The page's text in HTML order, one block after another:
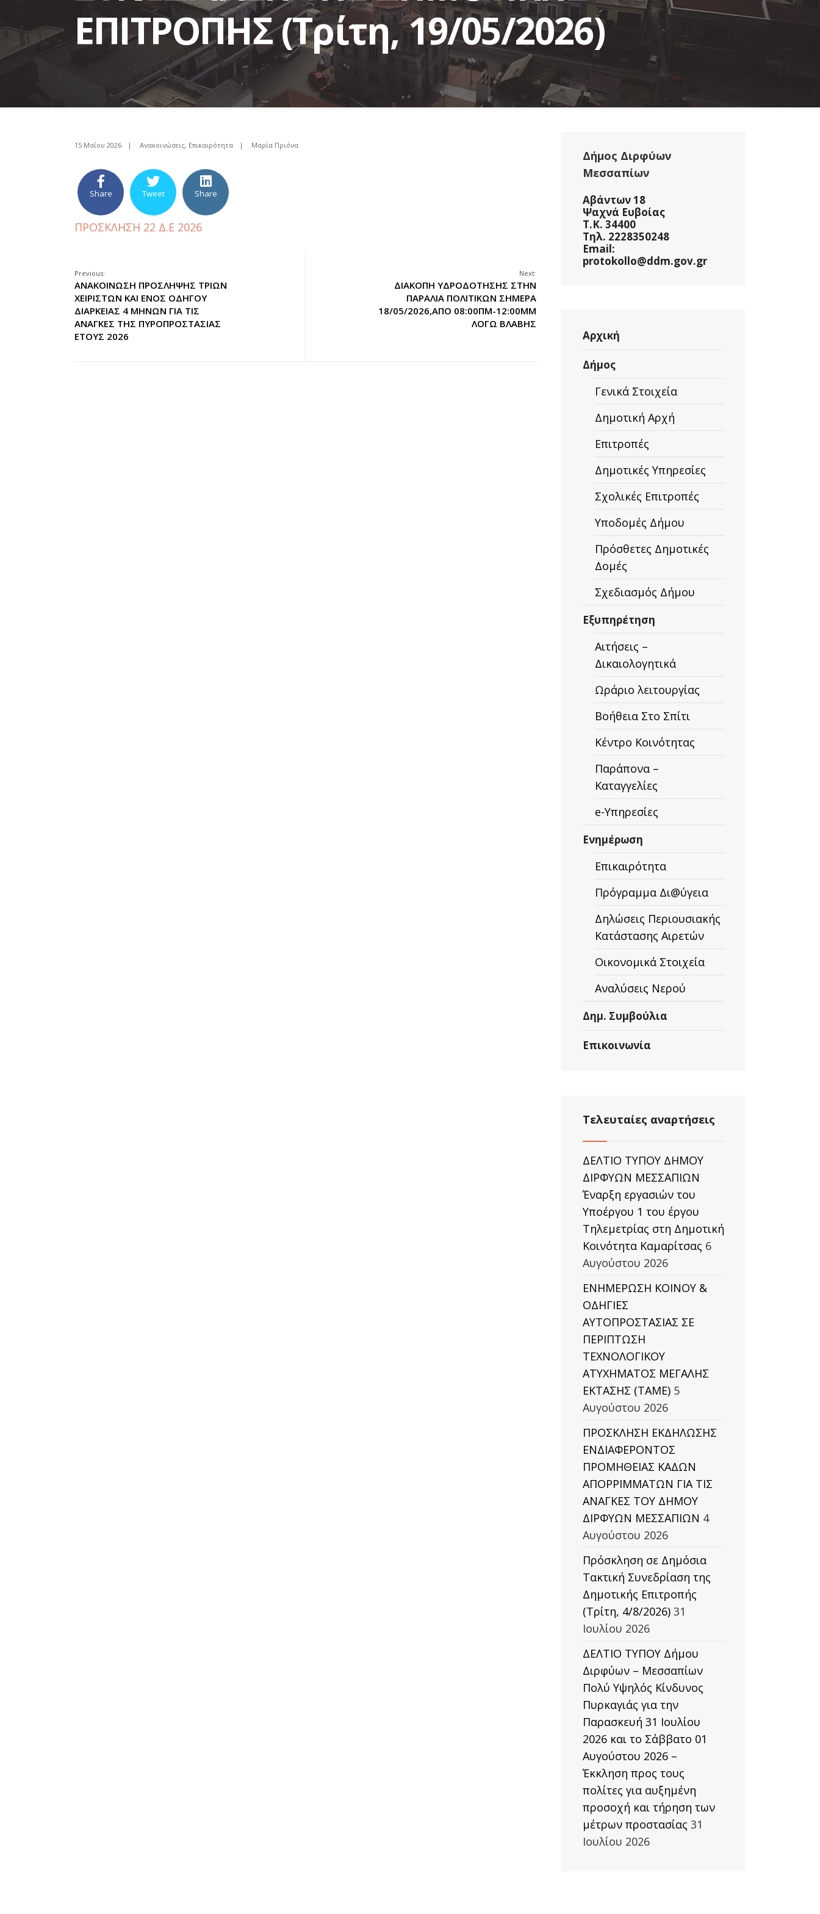
ΕΠΙΤΡΟΠΗΣ (Τρίτη, 19/05/2026)
15 Μαΐου 2026 | Ανακοινώσεις, Επικαιρότητα | Μαρία Πριόνα
Share Tweet Share
ΠΡΟΣΚΛΗΣΗ 22 Δ.Ε 2026
Previous:
ΑΝΑΚΟΙΝΩΣΗ ΠΡΟΣΛΗΨΗΣ ΤΡΙΩΝ
ΧΕΙΡΙΣΤΩΝ ΚΑΙ ΕΝΟΣ ΟΔΗΓΟΥ
ΔΙΑΡΚΕΙΑΣ 4 ΜΗΝΩΝ ΓΙΑ ΤΙΣ
ΑΝΑΓΚΕΣ ΤΗΣ ΠΥΡΟΠΡΟΣΤΑΣΙΑΣ
ΕΤΟΥΣ 2026
Next:
ΔΙΑΚΟΠΗ ΥΔΡΟΔΟΤΗΣΗΣ ΣΤΗΝ
ΠΑΡΑΛΙΑ ΠΟΛΙΤΙΚΩΝ ΣΗΜΕΡΑ
18/05/2026,ΑΠΟ 08:00ΠΜ-12:00ΜΜ
ΛΟΓΩ ΒΛΑΒΗΣ
Δήμος Διρφύων
Μεσσαπίων
Αβάντων 18
Ψαχνά Ευβοίας
Τ.Κ. 34400
Τηλ. 2228350248
Email:
protokollo@ddm.gov.gr
Αρχική
Δήμος
Γενικά Στοιχεία
Δημοτική Αρχή
Επιτροπές
Δημοτικές Υπηρεσίες
Σχολικές Επιτροπές
Υποδομές Δήμου
Πρόσθετες Δημοτικές
Δομές
Σχεδιασμός Δήμου
Εξυπηρέτηση
Αιτήσεις –
Δικαιολογητικά
Ωράριο λειτουργίας
Βοήθεια Στο Σπίτι
Κέντρο Κοινότητας
Παράπονα –
Καταγγελίες
e-Υπηρεσίες
Ενημέρωση
Επικαιρότητα
Πρόγραμμα Δι@ύγεια
Δηλώσεις Περιουσιακής
Κατάστασης Αιρετών
Οικονομικά Στοιχεία
Αναλύσεις Νερού
Δημ. Συμβούλια
Επικοινωνία
Τελευταίες αναρτήσεις
ΔΕΛΤΙΟ ΤΥΠΟΥ ΔΗΜΟΥ
ΔΙΡΦΥΩΝ ΜΕΣΣΑΠΙΩΝ
Έναρξη εργασιών του
Υποέργου 1 του έργου
Τηλεμετρίας στη Δημοτική
Κοινότητα Καμαρίτσας 6
Αυγούστου 2026
ΕΝΗΜΕΡΩΣΗ ΚΟΙΝΟΥ &
ΟΔΗΓΙΕΣ
ΑΥΤΟΠΡΟΣΤΑΣΙΑΣ ΣΕ
ΠΕΡΙΠΤΩΣΗ
ΤΕΧΝΟΛΟΓΙΚΟΥ
ΑΤΥΧΗΜΑΤΟΣ ΜΕΓΑΛΗΣ
ΕΚΤΑΣΗΣ (TAΜΕ) 5
Αυγούστου 2026
ΠΡΟΣΚΛΗΣΗ ΕΚΔΗΛΩΣΗΣ
ΕΝΔΙΑΦΕΡΟΝΤΟΣ
ΠΡΟΜΗΘΕΙΑΣ ΚΑΔΩΝ
ΑΠΟΡΡΙΜΜΑΤΩΝ ΓΙΑ ΤΙΣ
ΑΝΑΓΚΕΣ ΤΟΥ ΔΗΜΟΥ
ΔΙΡΦΥΩΝ ΜΕΣΣΑΠΙΩΝ 4
Αυγούστου 2026
Πρόσκληση σε Δημόσια
Τακτική Συνεδρίαση της
Δημοτικής Επιτροπής
(Τρίτη, 4/8/2026) 31
Ιουλίου 2026
ΔΕΛΤΙΟ ΤΥΠΟΥ Δήμου
Διρφύων – Μεσσαπίων
Πολύ Υψηλός Κίνδυνος
Πυρκαγιάς για την
Παρασκευή 31 Ιουλίου
2026 και το Σάββατο 01
Αυγούστου 2026 –
Έκκληση προς τους
πολίτες για αυξημένη
προσοχή και τήρηση των
μέτρων προστασίας 31
Ιουλίου 2026